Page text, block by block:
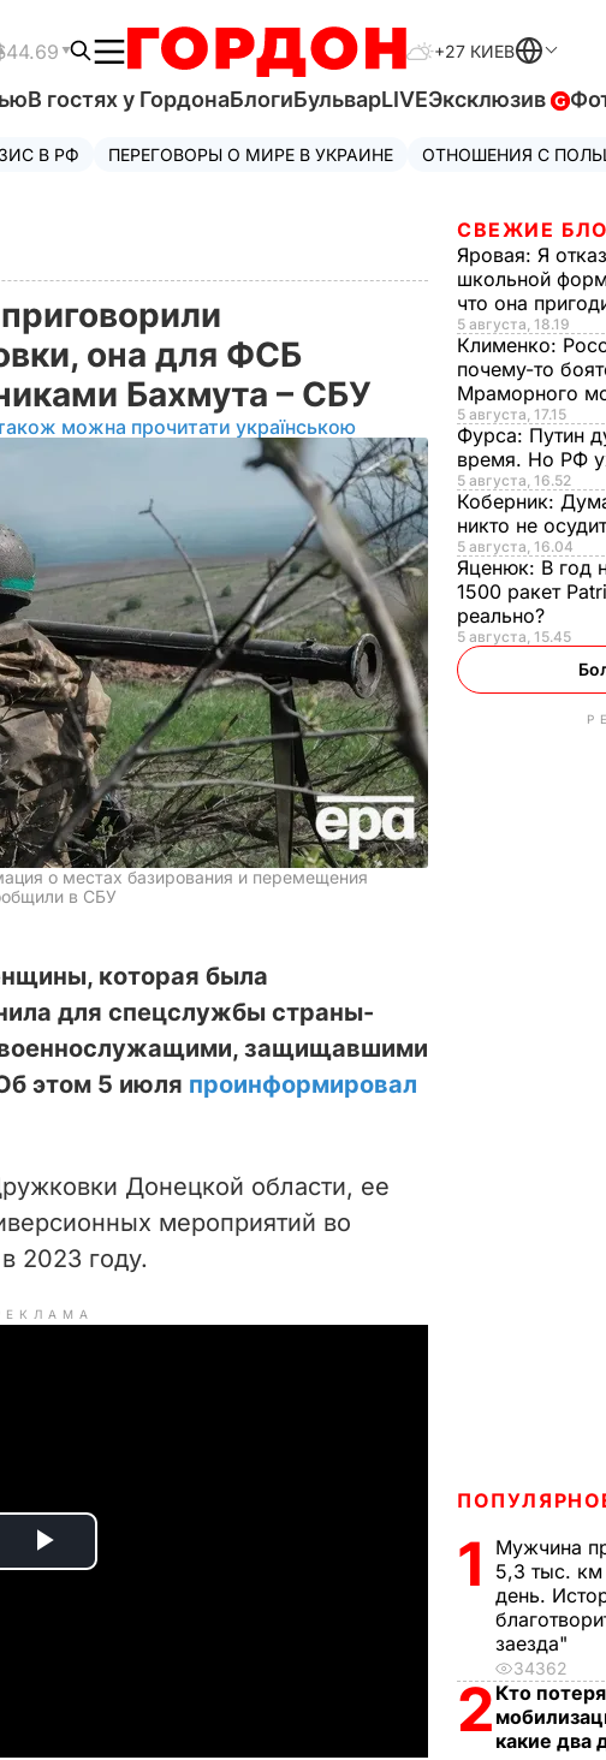
+27 КИЕВ
В гостях у ГордонаБлогиБульварLIVEЭксклюзив
В РФ ПЕРЕГОВОРЫ О МИРЕ В УКРАИНЕ ОТНОШЕНИЯ С
она для ФСБ
Бахмута – СБУ
можна прочитати українською
о местах базирования и перемещения
в СБУ
которая была
для спецслужбы страны-
военнослужащими, защищавшими
этом 5 июля проинформировал
Донецкой области, ее
мероприятий во
2023 году.
P
СВЕЖИЕ
Яровая: Я
школьной
что она
5 августа, 18.19
Клименко:
почему-то
Мраморного
5 августа, 17.15
Фурса: Путин
время. Но РФ
5 августа, 16.52
Коберник:
никто не
5 августа, 16.04
Яценюк: В год
1500 ракет
реально?
5 августа, 15.45
1
Мужчина
5,3 тыс.
день.
заезда"
34362
2 Кто
какие два